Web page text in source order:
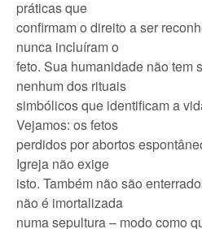
práticas que
confirmam o direito a ser
nunca incluíram o
feto. Sua humanidade não tem
nenhum dos rituais
simbólicos que identificam a
Vejamos: os fetos
perdidos por abortos
Igreja não exige
isto. Também não são
não é imortalizada
numa sepultura – modo como